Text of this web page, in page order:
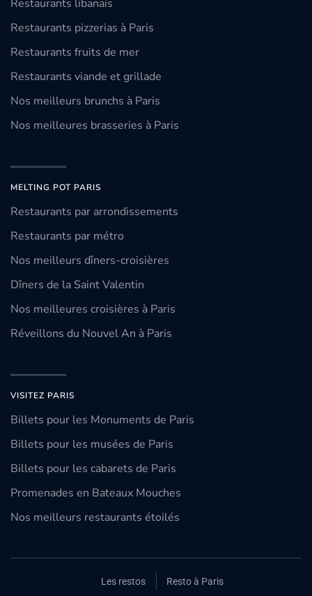
Restaurants libanais
Restaurants pizzerias à Paris
Restaurants fruits de mer
Restaurants viande et grillade
Nos meilleurs brunchs à Paris
Nos meilleures brasseries à Paris
MELTING POT PARIS
Restaurants par arrondissements
Restaurants par métro
Nos meilleurs dîners-croisières
Dîners de la Saint Valentin
Nos meilleures croisières à Paris
Réveillons du Nouvel An à Paris
VISITEZ PARIS
Billets pour les Monuments de Paris
Billets pour les musées de Paris
Billets pour les cabarets de Paris
Promenades en Bateaux Mouches
Nos meilleurs restaurants étoilés
Les restos Resto à Paris